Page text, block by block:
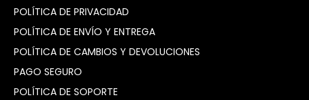
POLÍTICA DE PRIVACIDAD
POLÍTICA DE ENVÍO Y ENTREGA
POLÍTICA DE CAMBIOS Y DEVOLUCIONES
PAGO SEGURO
POLÍTICA DE SOPORTE